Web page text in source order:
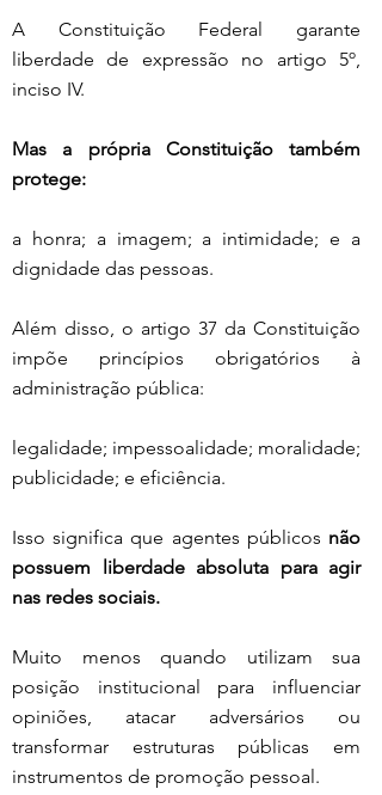
A Constituição Federal garante
liberdade de expressão no artigo 5º,
inciso IV.
Mas a própria Constituição também
protege:
a honra; a imagem; a intimidade; e a
dignidade das pessoas.
Além disso, o artigo 37 da Constituição
impõe princípios obrigatórios à
administração pública:
legalidade; impessoalidade; moralidade;
publicidade; e eficiência.
Isso significa que agentes públicos não
possuem liberdade absoluta para agir
nas redes sociais.
Muito menos quando utilizam sua
posição institucional para influenciar
opiniões, atacar adversários ou
transformar estruturas públicas em
instrumentos de promoção pessoal.